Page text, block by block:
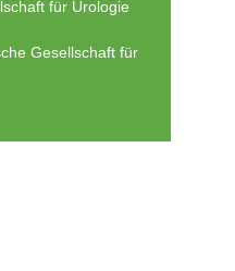
für Urologie
Gesellschaft für